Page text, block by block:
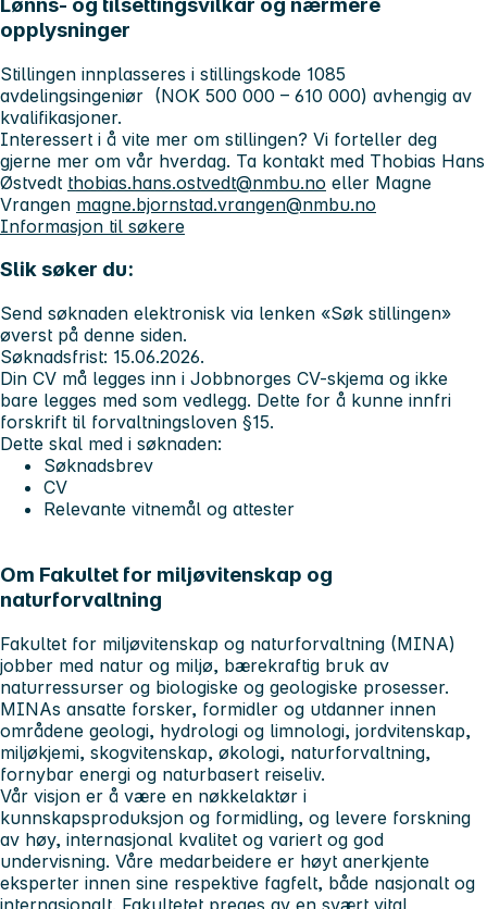
opplysninger
Stillingen innplasseres i stillingskode 1085
avdelingsingeniør (NOK 500 000 – 610 000) avhengig av
kvalifikasjoner.
Interessert i å vite mer om stillingen? Vi forteller deg
gjerne mer om vår hverdag. Ta kontakt med Thobias Hans
Østvedt thobias.hans.ostvedt@nmbu.no eller Magne
Vrangen magne.bjornstad.vrangen@nmbu.no
Informasjon til søkere
Slik søker du:
Send søknaden elektronisk via lenken «Søk stillingen»
øverst på denne siden.
Søknadsfrist: 15.06.2026.
Din CV må legges inn i Jobbnorges CV-skjema og ikke
bare legges med som vedlegg. Dette for å kunne innfri
forskrift til forvaltningsloven §15.
Dette skal med i søknaden:
Søknadsbrev
CV
Relevante vitnemål og attester
Om Fakultet for miljøvitenskap og
naturforvaltning
Fakultet for miljøvitenskap og naturforvaltning (MINA)
jobber med natur og miljø, bærekraftig bruk av
naturressurser og biologiske og geologiske prosesser.
MINAs ansatte forsker, formidler og utdanner innen
områdene geologi, hydrologi og limnologi, jordvitenskap,
miljøkjemi, skogvitenskap, økologi, naturforvaltning,
fornybar energi og naturbasert reiseliv.
Vår visjon er å være en nøkkelaktør i
kunnskapsproduksjon og formidling, og levere forskning
av høy, internasjonal kvalitet og variert og god
undervisning. Våre medarbeidere er høyt anerkjente
eksperter innen sine respektive fagfelt, både nasjonalt og
internasjonalt. Fakultetet preges av en svært vital